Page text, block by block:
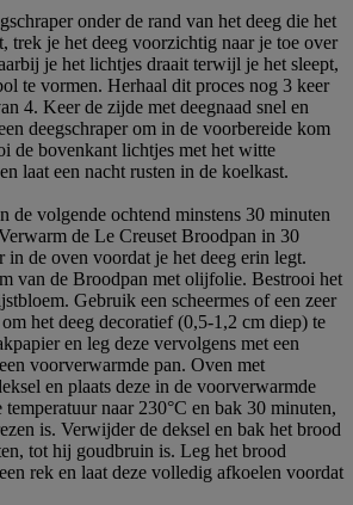
onder de rand van het deeg die het
trek je het deeg voorzichtig naar je toe over
je het lichtjes draait terwijl je het sleept,
te vormen. Herhaal dit proces nog 3 keer
4. Keer de zijde met deegnaad snel en
deegschraper om in de voorbereide kom
de bovenkant lichtjes met het witte
laat een nacht rusten in de koelkast.
de volgende ochtend minstens 30 minuten
de Le Creuset Broodpan in 30
in de oven voordat je het deeg erin legt.
van de Broodpan met olijfolie. Bestrooi het
Gebruik een scheermes of een zeer
het deeg decoratief (0,5-1,2 cm diep) te
en leg deze vervolgens met een
voorverwarmde pan. Oven met
en plaats deze in de voorverwarmde
temperatuur naar 230°C en bak 30 minuten,
is. Verwijder de deksel en bak het brood
tot hij goudbruin is. Leg het brood
rek en laat deze volledig afkoelen voordat